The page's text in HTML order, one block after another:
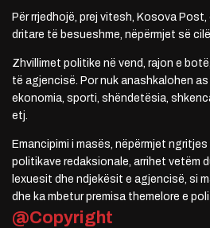
Për rrjedhojë, prej vitesh, Kosova
dritare të besueshme, nëpërmjet së
Zhvillimet politike në vend, rajon e
të agjencisë. Por nuk anashkalohen
ekonomia, sporti, shëndetësia,
etj.
Emancipimi i masës, nëpërmjet
politikave redaksionale, arrihet vetëm
lexuesit dhe ndjekësit e agjencisë, si
dhe ka mbetur premisa themelore e
@Copyright